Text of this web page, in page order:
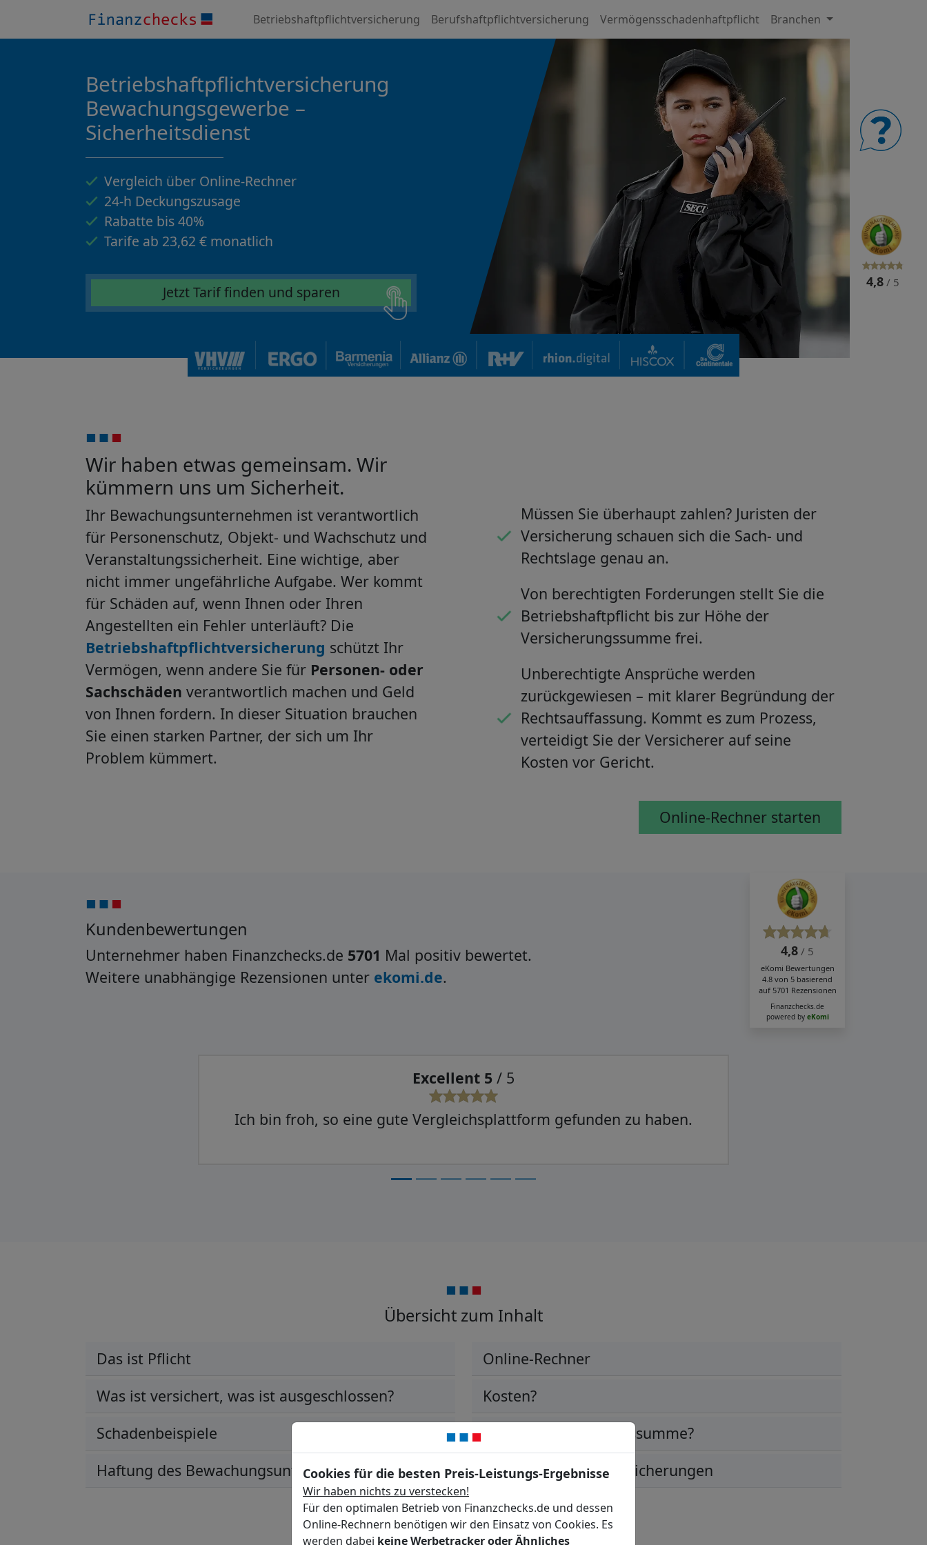
Betriebshaftpflichtversicherung Berufshaftpflichtversicherung Vermögensschadenhaftpflicht Branchen
Betriebshaftpflichtversicherung
Bewachungsgewerbe –
Sicherheitsdienst
Vergleich über Online-Rechner
24-h Deckungszusage
Rabatte bis 40%
Tarife ab 23,62 € monatlich
Jetzt Tarif finden und sparen
4,8 / 5
Wir haben etwas gemeinsam. Wir
kümmern uns um Sicherheit.
Ihr Bewachungsunternehmen ist verantwortlich
für Personenschutz, Objekt- und Wachschutz und
Veranstaltungssicherheit. Eine wichtige, aber
nicht immer ungefährliche Aufgabe. Wer kommt
für Schäden auf, wenn Ihnen oder Ihren
Angestellten ein Fehler unterläuft? Die
Betriebshaftpflichtversicherung schützt Ihr
Vermögen, wenn andere Sie für Personen- oder
Sachschäden verantwortlich machen und Geld
von Ihnen fordern. In dieser Situation brauchen
Sie einen starken Partner, der sich um Ihr
Problem kümmert.
Müssen Sie überhaupt zahlen? Juristen der
Versicherung schauen sich die Sach- und
Rechtslage genau an.
Von berechtigten Forderungen stellt Sie die
Betriebshaftpflicht bis zur Höhe der
Versicherungssumme frei.
Unberechtigte Ansprüche werden
zurückgewiesen – mit klarer Begründung der
Rechtsauffassung. Kommt es zum Prozess,
verteidigt Sie der Versicherer auf seine
Kosten vor Gericht.
Online-Rechner starten
Kundenbewertungen
Unternehmer haben Finanzchecks.de 5701 Mal positiv bewertet.
Weitere unabhängige Rezensionen unter ekomi.de.
Sehr gut 4/ 5
Alles gut geklappt, mal schauen, ob der Rest auch reibungslos
4,8 / 5
eKomi Bewertungen
4.8 von 5 basierend
auf 5701 Rezensionen
Finanzchecks.de
powered by eKomi
Übersicht zum Inhalt
Das ist Pflicht
Was ist versichert, was ist ausgeschlossen?
Schadenbeispiele
Haftung des Bewachungsunternehmens
Online-Rechner
Kosten?
Welche Versicherungssumme?
Weitere wichtige Versicherungen
Cookies für die besten Preis-Leistungs-Ergebnisse
Wir haben nichts zu verstecken!
Für den optimalen Betrieb von Finanzchecks.de und dessen
Online-Rechnern benötigen wir den Einsatz von Cookies. Es
werden dabei keine Werbetracker oder Ähnliches